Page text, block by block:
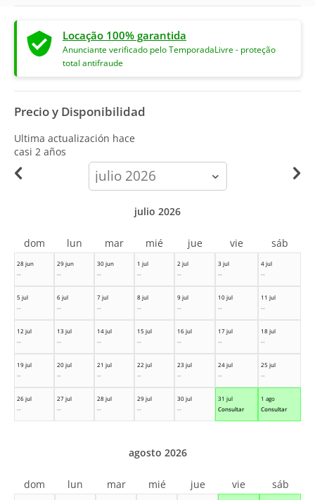
Locação 100% garantida
Anunciante verificado pelo TemporadaLivre - proteção
total antifraude
Precio y Disponibilidad
Ultima actualización hace
casi 2 años
calendar-
month
28 jun
--
29 jun
--
30 jun
--
1 jul
--
2 jul
--
3 jul
--
4 jul
--
5 jul
--
6 jul
--
7 jul
--
8 jul
--
9 jul
--
10 jul
--
11 jul
--
12 jul
--
13 jul
--
14 jul
--
15 jul
--
16 jul
--
17 jul
--
18 jul
--
19 jul
--
20 jul
--
21 jul
--
22 jul
--
23 jul
--
24 jul
--
25 jul
--
26 jul
--
27 jul
--
28 jul
--
29 jul
--
30 jul
--
31 jul
Consultar
1 ago
Consultar
julio 2026
dom lun mar mié jue vie sáb
agosto 2026
dom lun mar mié jue vie sáb